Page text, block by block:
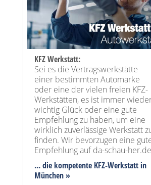
KFZ Werkstatt:
Sei es die Vertragswerkstätte
einer bestimmten Automarke
oder eine der vielen freien KFZ-
Werkstätten, es ist immer
wichtig Glück oder eine gute
Empfehlung zu haben, um eine
wirklich zuverlässige Werkstatt
finden. Wir bevorzugen eine
Empfehlung auf da-schau-
... die kompetente KFZ-Werkstatt in
München »